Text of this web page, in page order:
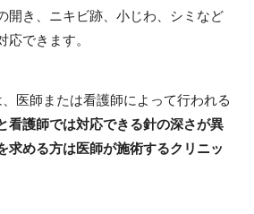
開き、ニキビ跡、小じわ、シミなど
応できます。
医師または看護師によって行われる
看護師では対応できる針の深さが異
求める方は医師が施術するクリニッ